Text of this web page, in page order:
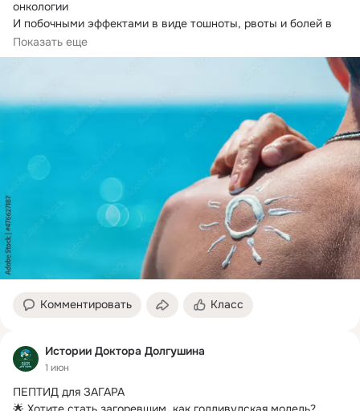
онкологии
И побочными эффектами в виде тошноты, рвоты и болей в
животе.Врач-косметолог...
Показать еще
Комментировать Класс
Истории Доктора Долгушина
1 июн
ПЕПТИД для ЗАГАРА